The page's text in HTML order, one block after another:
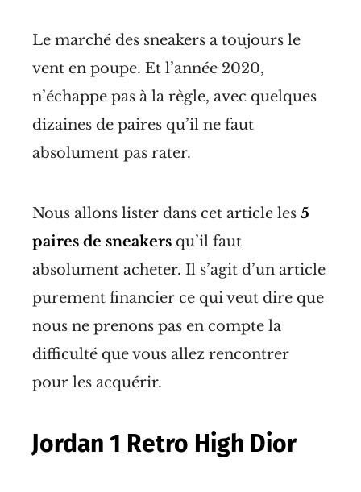
Le marché des sneakers a toujours le
vent en poupe. Et l’année 2020,
n’échappe pas à la règle, avec quelques
dizaines de paires qu’il ne faut
absolument pas rater.
Nous allons lister dans cet article les 5
paires de sneakers qu’il faut
absolument acheter. Il s’agit d’un article
purement financier ce qui veut dire que
nous ne prenons pas en compte la
difficulté que vous allez rencontrer
pour les acquérir.
Jordan 1 Retro High Dior